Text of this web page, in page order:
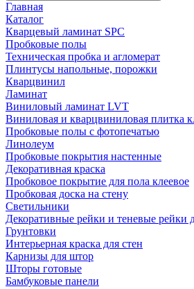
Главная
Каталог
Кварцевый ламинат SPC
Пробковые полы
Техническая пробка и агломерат
Плинтусы напольные, порожки
Кварцвинил
Ламинат
Виниловый ламинат LVT
Виниловая и кварцвиниловая плитка
Пробковые полы с фотопечатью
Линолеум
Пробковые покрытия настенные
Декоративная краска
Пробковое покрытие для пола клеевое
Пробковая доска на стену
Светильники
Декоративные рейки и теневые рейки
Грунтовки
Интерьерная краска для стен
Карнизы для штор
Шторы готовые
Бамбуковые панели